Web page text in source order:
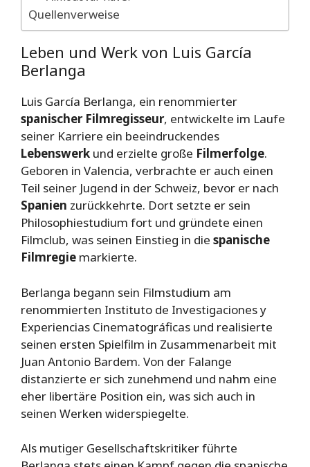
Quellenverweise
Leben und Werk von Luis García
Berlanga
Luis García Berlanga, ein renommierter
spanischer Filmregisseur, entwickelte im Laufe
seiner Karriere ein beeindruckendes
Lebenswerk und erzielte große Filmerfolge.
Geboren in Valencia, verbrachte er auch einen
Teil seiner Jugend in der Schweiz, bevor er nach
Spanien zurückkehrte. Dort setzte er sein
Philosophiestudium fort und gründete einen
Filmclub, was seinen Einstieg in die spanische
Filmregie markierte.
Berlanga begann sein Filmstudium am
renommierten Instituto de Investigaciones y
Experiencias Cinematográficas und realisierte
seinen ersten Spielfilm in Zusammenarbeit mit
Juan Antonio Bardem. Von der Falange
distanzierte er sich zunehmend und nahm eine
eher libertäre Position ein, was sich auch in
seinen Werken widerspiegelte.
Als mutiger Gesellschaftskritiker führte